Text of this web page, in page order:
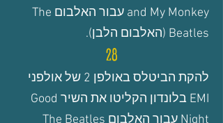
and My Monkey עבור האלבום The
Beatles (האלבום הלבן).
28
להקת הביטלס באולפן 2 של אולפני
EMI בלונדון הקליטו את השיר Good
Night עבור האלבום The Beatles